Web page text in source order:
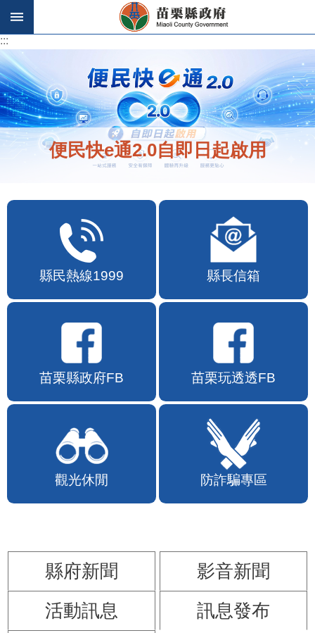
跳到主要內容區塊
:::
:::
便民快e通2.0自即日起啟用
縣民熱線1999 縣長信箱
苗栗縣政府FB 苗栗玩透透FB
觀光休閒 防詐騙專區
縣府新聞
影音新聞
活動訊息
訊息發布